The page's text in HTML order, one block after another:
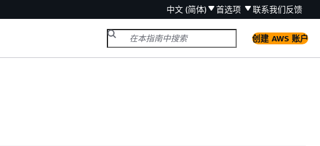
中文 (简体) 首选项 联系我们反馈
创建 AWS 账户